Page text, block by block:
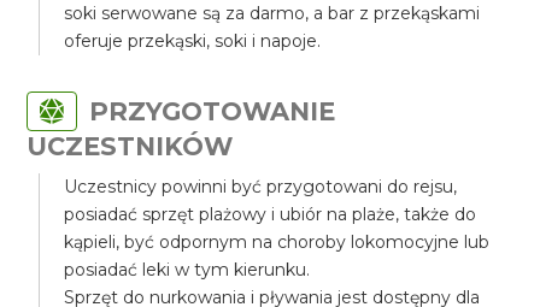
soki serwowane są za darmo, a bar z przekąskami
oferuje przekąski, soki i napoje.
PRZYGOTOWANIE
UCZESTNIKÓW
Uczestnicy powinni być przygotowani do rejsu,
posiadać sprzęt plażowy i ubiór na plaże, także do
kąpieli, być odpornym na choroby lokomocyjne lub
posiadać leki w tym kierunku.
Sprzęt do nurkowania i pływania jest dostępny dla